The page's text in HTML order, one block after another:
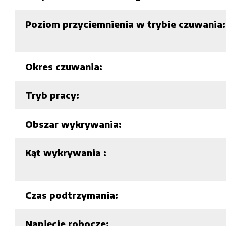
Poziom przyciemnienia w trybie czuwania:
Okres czuwania:
Tryb pracy:
Obszar wykrywania:
Kąt wykrywania :
Czas podtrzymania: